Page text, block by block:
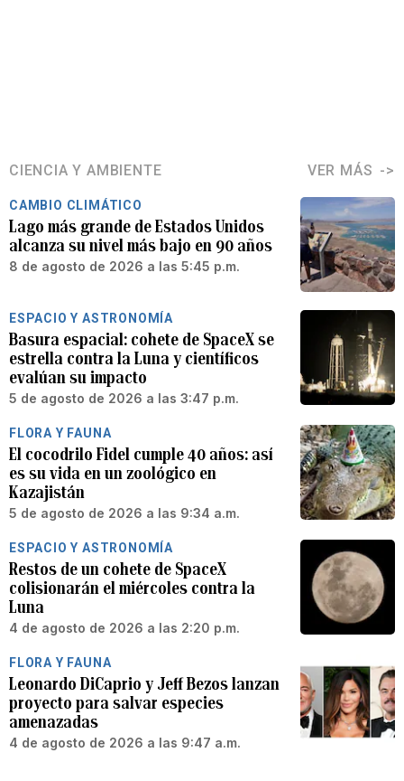
CIENCIA Y AMBIENTE VER MÁS
CAMBIO CLIMÁTICO
Lago más grande de Estados Unidos
alcanza su nivel más bajo en 90 años
8 de agosto de 2026 a las 5:45 p.m.
ESPACIO Y ASTRONOMÍA
Basura espacial: cohete de SpaceX se
estrella contra la Luna y científicos
evalúan su impacto
5 de agosto de 2026 a las 3:47 p.m.
FLORA Y FAUNA
El cocodrilo Fidel cumple 40 años: así
es su vida en un zoológico en
Kazajistán
5 de agosto de 2026 a las 9:34 a.m.
ESPACIO Y ASTRONOMÍA
Restos de un cohete de SpaceX
colisionarán el miércoles contra la
Luna
4 de agosto de 2026 a las 2:20 p.m.
FLORA Y FAUNA
Leonardo DiCaprio y Jeff Bezos lanzan
proyecto para salvar especies
amenazadas
4 de agosto de 2026 a las 9:47 a.m.